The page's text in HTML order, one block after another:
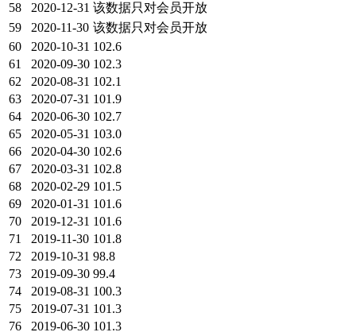
58
2020-12-31 该数据只对会员开放
59
2020-11-30 该数据只对会员开放
60
2020-10-31 102.6
61
2020-09-30 102.3
62
2020-08-31 102.1
63
2020-07-31 101.9
64
2020-06-30 102.7
65
2020-05-31 103.0
66
2020-04-30 102.6
67
2020-03-31 102.8
68
2020-02-29 101.5
69
2020-01-31 101.6
70
2019-12-31 101.6
71
2019-11-30 101.8
72
2019-10-31 98.8
73
2019-09-30 99.4
74
2019-08-31 100.3
75
2019-07-31 101.3
76
2019-06-30 101.3